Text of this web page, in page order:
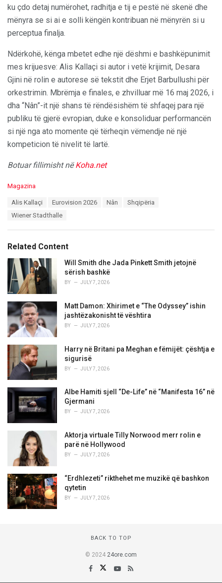
ku çdo detaj numërohet, radhitja e tij e pestë në skenë dhe
mënyra se si ai e solli këngën kontribuan në mënyrën si u
perceptua finalja.
Ndërkohë, kënga mbetet edhe një dëshmi e bashkëpunimit
mes krijuesve: Alis Kallaçi si autor i vetë krijimit, Desara
Gjini në rolin e autorese së tekstit dhe Erjet Barbullushi për
orkestrimin. Mbrëmja e finales, e zhvilluar më 16 maj 2026, i
dha “Nân”-it një shans të rëndësishëm të shfaqej para një
publiku të gjerë evropian, duke e konsoliduar performancën
si një nga ato momente që tërheqin vëmendje në një
kompeticion të nivelit të lartë.
Botuar fillimisht nëKoha.net
C
i
e
Magazina
Alis Kallaçi Eurovision 2026 Nân
Shqipëria
Wiener Stadthalle
Related Content
Will Smith dhe Jada Pinkett Smith jetojnë
sërish bashkë
BY JULY 7, 2026
Matt Damon: Xhirimet e “The Odyssey” ishin
jashtëzakonisht të vështira
BY JULY 7, 2026
Harry në Britani pa Meghan e fëmijët: çështja e
sigurisë
BY JULY 7, 2026
Albe Hamiti sjell “De-Life” në “Manifesta 16” në
Gjermani
BY JULY 7, 2026
Aktorja virtuale Tilly Norwood merr rolin e
parë në Hollywood
BY JULY 7, 2026
“Erdhlezeti” rikthehet me muzikë që bashkon
qytetin
BY JULY 7, 2026
BACK TO TOP
© 2024 24ore.com